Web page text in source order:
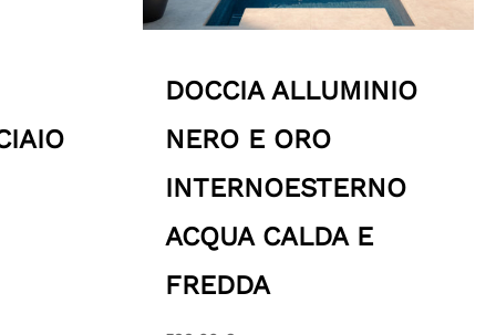
DOCCIA ALLUMINIO
NERO E ORO
INTERNOESTERNO
ACQUA CALDA E
FREDDA